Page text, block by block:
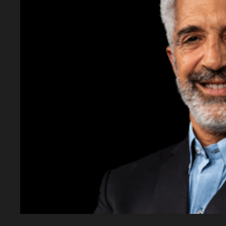
¿Qué se celebra en Tucumán?Se celebra el
Declaración de la Independencia Argentina.
¿Quiénes participan en las actividades?
provinciales y representantes de distintos
¿Cuándo se llevarán a cabo las actividades?
llevarán a cabo el jueves 9 de julio.
¿Dónde se realizarán las actividades?Las
desarrollarán en distintos puntos de la
incluyendo el Palacio de Gobierno y la
¿Cómo se cerrará la jornada?
La jornada
desfile cívico-militar en el Parque 9 de Julio.